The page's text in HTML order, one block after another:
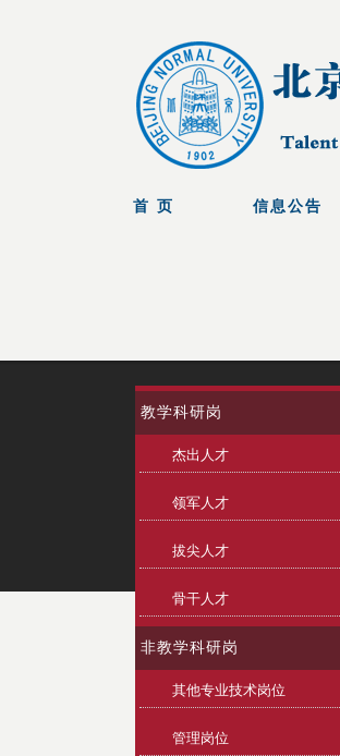
教学科研岗
杰出人才
领军人才
拔尖人才
骨干人才
非教学科研岗
其他专业技术岗位
管理岗位